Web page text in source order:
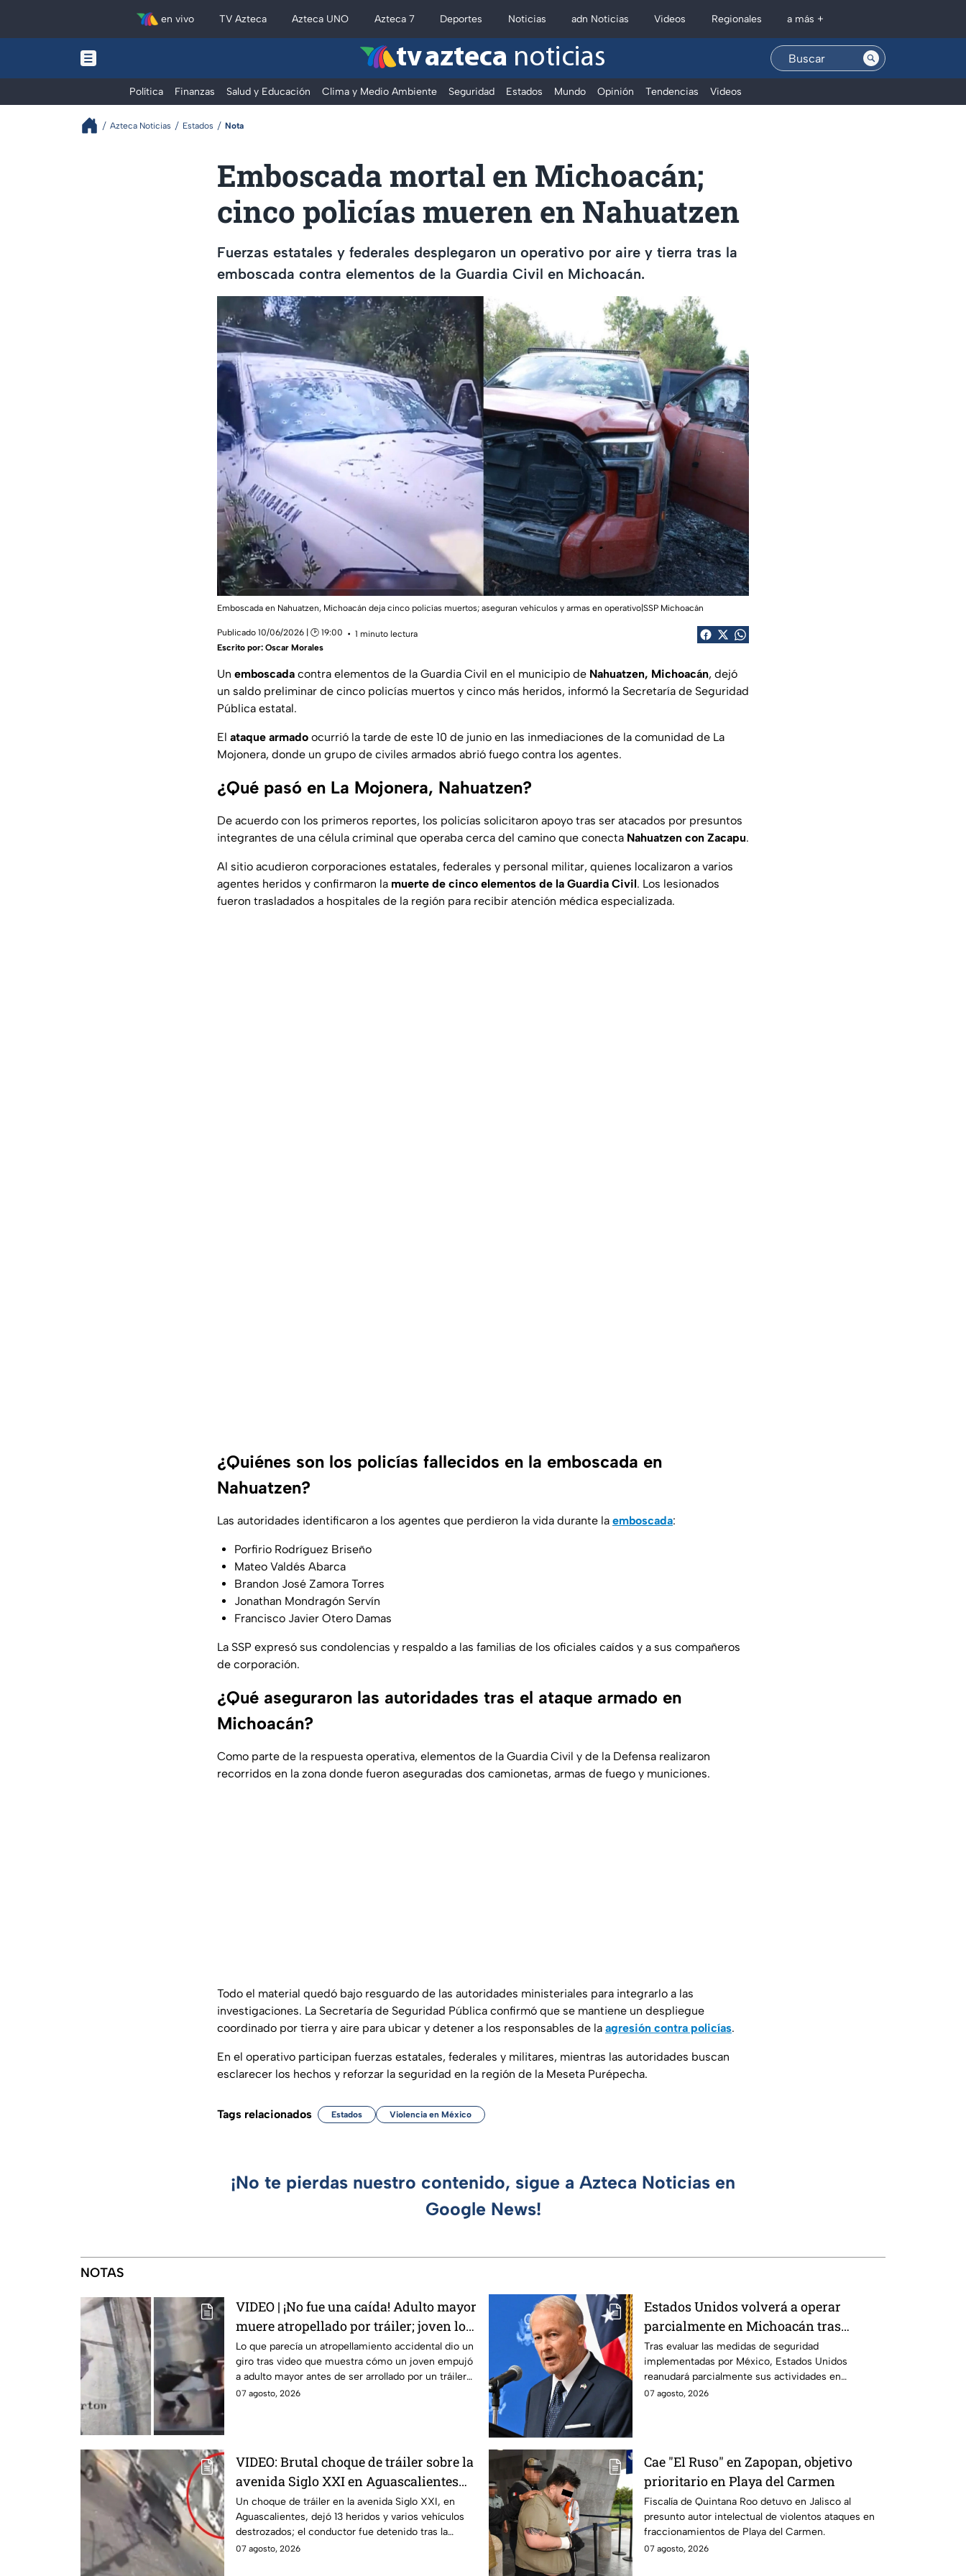
en vivo TV Azteca Azteca UNO Azteca 7 Deportes Noticias adn Noticias Videos Regionales a más +
tv azteca noticias
Política Finanzas Salud y Educación Clima y Medio Ambiente Seguridad Estados Mundo Opinión Tendencias Videos
Azteca Noticias Estados Nota
Emboscada mortal en Michoacán;
cinco policías mueren en Nahuatzen
Fuerzas estatales y federales desplegaron un operativo por aire y tierra tras la
emboscada contra elementos de la Guardia Civil en Michoacán.
Emboscada en Nahuatzen, Michoacán deja cinco policías muertos; aseguran vehículos y armas en operativo|SSP Michoacán
Publicado 10/06/2026 | 🕑 19:00
1 minuto lectura
Escrito por: Oscar Morales
Un emboscada contra elementos de la Guardia Civil en el municipio de Nahuatzen, Michoacán, dejó
un saldo preliminar de cinco policías muertos y cinco más heridos, informó la Secretaría de Seguridad
Pública estatal.
El ataque armado ocurrió la tarde de este 10 de junio en las inmediaciones de la comunidad de La
Mojonera, donde un grupo de civiles armados abrió fuego contra los agentes.
¿Qué pasó en La Mojonera, Nahuatzen?
De acuerdo con los primeros reportes, los policías solicitaron apoyo tras ser atacados por presuntos
integrantes de una célula criminal que operaba cerca del camino que conecta Nahuatzen con Zacapu.
Al sitio acudieron corporaciones estatales, federales y personal militar, quienes localizaron a varios
agentes heridos y confirmaron la muerte de cinco elementos de la Guardia Civil. Los lesionados
fueron trasladados a hospitales de la región para recibir atención médica especializada.
¿Quiénes son los policías fallecidos en la emboscada en
Nahuatzen?
Las autoridades identificaron a los agentes que perdieron la vida durante la emboscada:
Porfirio Rodríguez Briseño
Mateo Valdés Abarca
Brandon José Zamora Torres
Jonathan Mondragón Servín
Francisco Javier Otero Damas
La SSP expresó sus condolencias y respaldo a las familias de los oficiales caídos y a sus compañeros
de corporación.
¿Qué aseguraron las autoridades tras el ataque armado en
Michoacán?
Como parte de la respuesta operativa, elementos de la Guardia Civil y de la Defensa realizaron
recorridos en la zona donde fueron aseguradas dos camionetas, armas de fuego y municiones.
Todo el material quedó bajo resguardo de las autoridades ministeriales para integrarlo a las
investigaciones. La Secretaría de Seguridad Pública confirmó que se mantiene un despliegue
coordinado por tierra y aire para ubicar y detener a los responsables de la agresión contra policías.
En el operativo participan fuerzas estatales, federales y militares, mientras las autoridades buscan
esclarecer los hechos y reforzar la seguridad en la región de la Meseta Purépecha.
Tags relacionados Estados Violencia en México
¡No te pierdas nuestro contenido, sigue a Azteca Noticias en
Google News!
NOTAS
VIDEO | ¡No fue una caída! Adulto mayor
muere atropellado por tráiler; joven lo
empujó en Monterrey
Lo que parecía un atropellamiento accidental dio un
giro tras video que muestra cómo un joven empujó
a adulto mayor antes de ser arrollado por un tráiler
en Monterrey.
07 agosto, 2026
Estados Unidos volverá a operar
parcialmente en Michoacán tras
suspensión por motivos de seguridad
Tras evaluar las medidas de seguridad
implementadas por México, Estados Unidos
reanudará parcialmente sus actividades en
Michoacán a partir del 8 de agosto.
07 agosto, 2026
VIDEO: Brutal choque de tráiler sobre la
avenida Siglo XXI en Aguascalientes
deja varios heridos y destrozos
Un choque de tráiler en la avenida Siglo XXI, en
Aguascalientes, dejó 13 heridos y varios vehículos
destrozados; el conductor fue detenido tras la
carambola.
07 agosto, 2026
Cae "El Ruso" en Zapopan, objetivo
prioritario en Playa del Carmen
Fiscalía de Quintana Roo detuvo en Jalisco al
presunto autor intelectual de violentos ataques en
fraccionamientos de Playa del Carmen.
07 agosto, 2026